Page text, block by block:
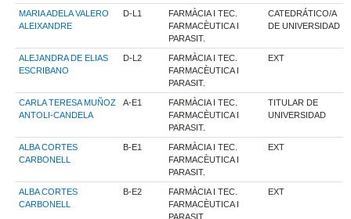
MARIA ADELA VALERO
ALEIXANDRE
D-L1
FARMÀCIA I TEC.
FARMACÈUTICA I
PARASIT.
CATEDRÁTICO/A
DE UNIVERSIDAD
ALEJANDRA DE ELIAS
ESCRIBANO
D-L2
FARMÀCIA I TEC.
FARMACÈUTICA I
PARASIT.
EXT
CARLA TERESA MUÑOZ
ANTOLI-CANDELA
A-E1
FARMÀCIA I TEC.
FARMACÈUTICA I
PARASIT.
TITULAR DE
UNIVERSIDAD
ALBA CORTES
CARBONELL
B-E1
FARMÀCIA I TEC.
FARMACÈUTICA I
PARASIT.
EXT
ALBA CORTES
CARBONELL
B-E2
FARMÀCIA I TEC.
FARMACÈUTICA I
PARASIT.
EXT